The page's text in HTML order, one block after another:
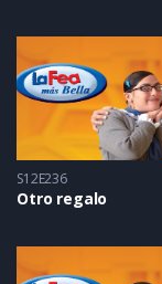
S12E236
Otro regalo